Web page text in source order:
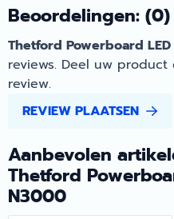
Beoordelingen: (0)
Thetford Powerboard
reviews. Deel uw
review.
REVIEW PLAATSEN
Aanbevolen
Thetford
N3000